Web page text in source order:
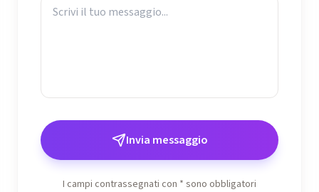
Invia messaggio
I campi contrassegnati con * sono obbligatori